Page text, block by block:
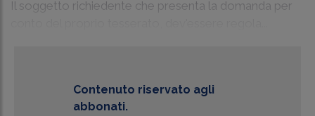
Il soggetto richiedente che presenta la domanda per
Contenuto riservato agli
abbonati.